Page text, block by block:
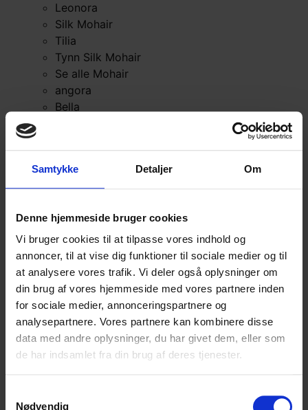
Samtykke Detaljer Om
Denne hjemmeside bruger cookies
Vi bruger cookies til at tilpasse vores indhold og
annoncer, til at vise dig funktioner til sociale medier og til
at analysere vores trafik. Vi deler også oplysninger om
din brug af vores hjemmeside med vores partnere inden
for sociale medier, annonceringspartnere og
analysepartnere. Vores partnere kan kombinere disse
data med andre oplysninger, du har givet dem, eller som
de har indsamlet fra din brug af deres tjenester.
Nødvendig
Leonora
Silk Mohair
Tilia
Tynn Silk Mohair
Se alle Mohair
angora
Bella
Mulberry Silk
Leonora
Tilia
Tynn Silk Mohair
Alpaka
Se alle Alpaka
Alice
Alpaca 2
Alpaca 3
Alpakka Følgetråd